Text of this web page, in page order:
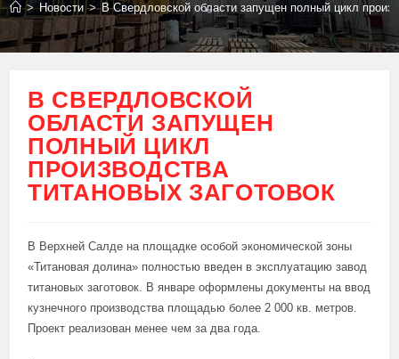
> Новости > В Свердловской области запущен полный цикл
В СВЕРДЛОВСКОЙ
ОБЛАСТИ ЗАПУЩЕН
ПОЛНЫЙ ЦИКЛ
ПРОИЗВОДСТВА
ТИТАНОВЫХ ЗАГОТОВОК
В Верхней Салде на площадке особой экономической зоны
«Титановая долина» полностью введен в эксплуатацию завод
титановых заготовок. В январе оформлены документы на ввод
кузнечного производства площадью более 2 000 кв. метров.
Проект реализован менее чем за два года.